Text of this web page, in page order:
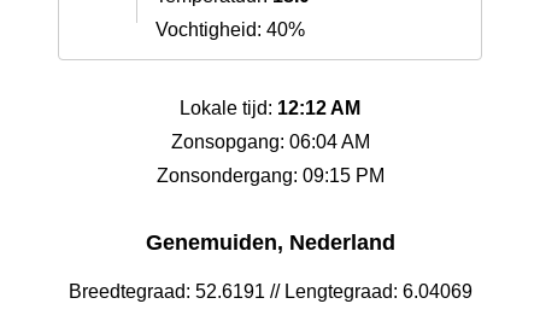
Vochtigheid: 40%
Lokale tijd: 12:12 AM
Zonsopgang: 06:04 AM
Zonsondergang: 09:15 PM
Genemuiden, Nederland
Breedtegraad: 52.6191 // Lengtegraad: 6.04069